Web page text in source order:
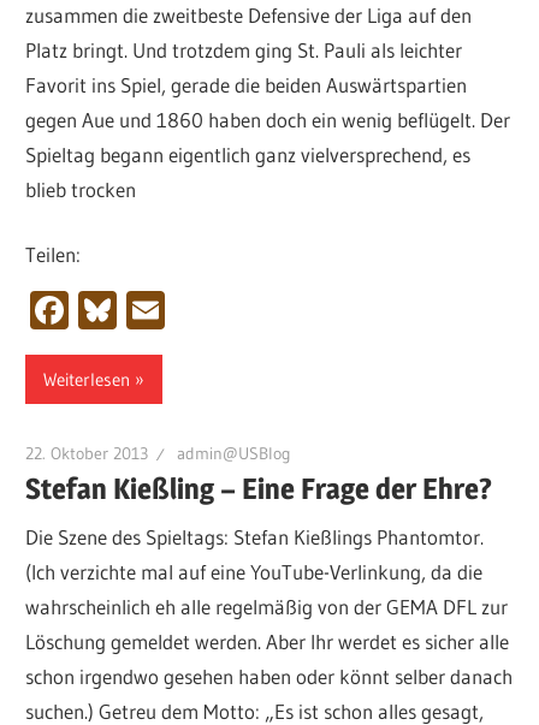
zusammen die zweitbeste Defensive der Liga auf den
Platz bringt. Und trotzdem ging St. Pauli als leichter
Favorit ins Spiel, gerade die beiden Auswärtspartien
gegen Aue und 1860 haben doch ein wenig beflügelt. Der
Spieltag begann eigentlich ganz vielversprechend, es
blieb trocken
Teilen:
Facebook
Bluesky
Weiterlesen
22. Oktober 2013 admin@USBlog
Stefan Kießling – Eine Frage der Ehre?
Die Szene des Spieltags: Stefan Kießlings Phantomtor.
(Ich verzichte mal auf eine YouTube-Verlinkung, da die
wahrscheinlich eh alle regelmäßig von der GEMA DFL zur
Löschung gemeldet werden. Aber Ihr werdet es sicher alle
schon irgendwo gesehen haben oder könnt selber danach
suchen.) Getreu dem Motto: „Es ist schon alles gesagt,